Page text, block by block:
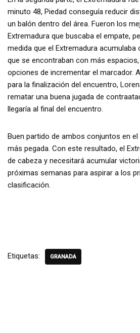
minuto 48, Piedad conseguía reducir
un balón dentro del área. Fueron los
Extremadura que buscaba el empate,
medida que el Extremadura acumulaba
que se encontraban con más
opciones de incrementar el marcador.
para la finalización del encuentro,
rematar una buena jugada de
llegaría al final del encuentro.
Buen partido de ambos conjuntos en
más pegada. Con este resultado, el
de cabeza y necesitará acumular
próximas semanas para aspirar a los
clasificación.
Etiquetas: GRANADA